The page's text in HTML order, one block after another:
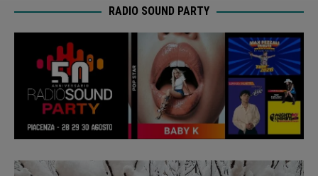
RADIO SOUND PARTY